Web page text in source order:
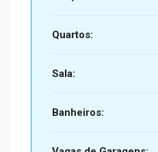
Quartos:
Sala:
Banheiros: